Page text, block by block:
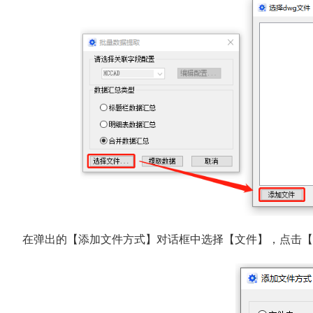
在弹出的【添加文件方式】对话框中选择【文件】，点击